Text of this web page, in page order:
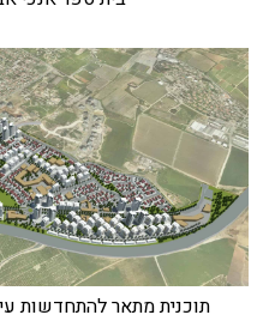
תוכנית מתאר להתחדשות